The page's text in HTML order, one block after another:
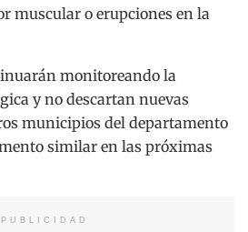
muscular o erupciones en la
monitoreando la
y no descartan nuevas
municipios del departamento
similar en las próximas
PUBLICIDAD